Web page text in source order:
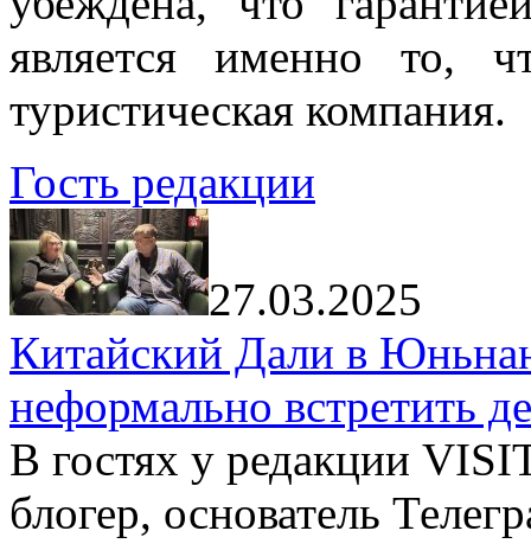
является именно то,
туристическая компания.
Гость редакции
27.03.2025
Китайский Дали в
неформально встретить
В гостях у редакции
блогер, основатель